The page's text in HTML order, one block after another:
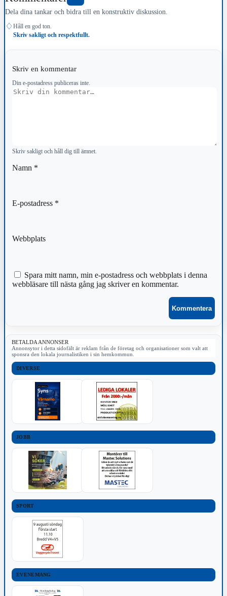
Dela dina tankar och bidra till en konstruktiv diskussion.
♢ Håll en god ton.
Skriv sakligt och respektfullt.
Skriv en kommentar
Din e-postadress publiceras inte.
Kommentar
Skriv sakligt och håll dig till ämnet.
Namn *
E-postadress *
Webbplats
Spara mitt namn, min e-postadress och webbplats i denna
webbläsare till nästa gång jag skriver en kommentar.
BETALDA ANNONSER
Annonsytor i detta sidofält är reklam från de företag och organisationer som valt att
sponsra den lokala journalistiken i sin hemkommun.
DIVERSE
JOBB
SPORT
EVENEMANG